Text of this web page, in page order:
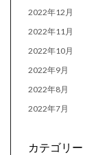
2022年12月
2022年11月
2022年10月
2022年9月
2022年8月
2022年7月
カテゴリー